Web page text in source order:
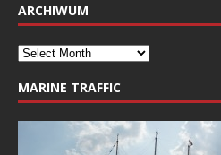
ARCHIWUM
MARINE TRAFFIC